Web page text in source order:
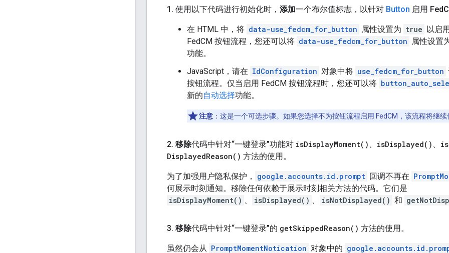
1 . 使用以下代码进行初始化时， 添加一个布尔值标志，以针对 Button 启用 Fed
在 HTML 中，将 data-use_fedcm_for_button 属性设置为 true 以启
FedCM 按钮流程，您还可以将 data-use_fedcm_for_button 属性设置
功能。
JavaScript，请在 IdConfiguration 对象中将 use_fedcm_for_button
按钮流程。仅当启用 FedCM 按钮流程时，您还可以将
新的自动选择功能。
注意 ：这是一个可选步骤。如果您选择不为按钮流程启用 FedCM，该流程将继
2. 移除代码中针对“一键登录”功能对 isDisplayMoment( ) 、 isDisplayed( ) 、 is
DisplayedReason( ) 方法的使用。
为了加强用户隐私保护， google.accounts.id.prompt 回调不再在
何展示时刻通知。移除任何依赖于展示时刻相关方法的代码。它们是
isDisplayMoment() 、 isDisplayed() 、 isNotDisplayed() 和
3. 移除代码中针对“一键登录”的 getSkippedReason( ) 方法的使用。
虽然仍会从 PromptMomentNotication 对象中的